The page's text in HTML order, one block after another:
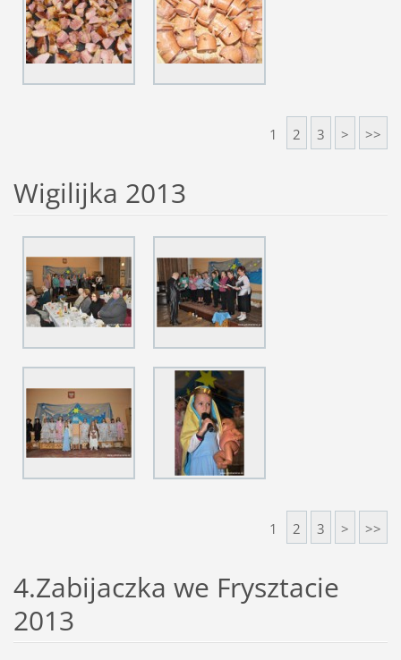
1 2 3 > >>
Wigilijka 2013
1 2 3 > >>
4.Zabijaczka we Frysztacie
2013